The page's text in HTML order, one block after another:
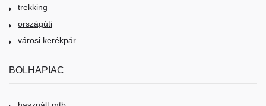
trekking
országúti
városi kerékpár
BOLHAPIAC